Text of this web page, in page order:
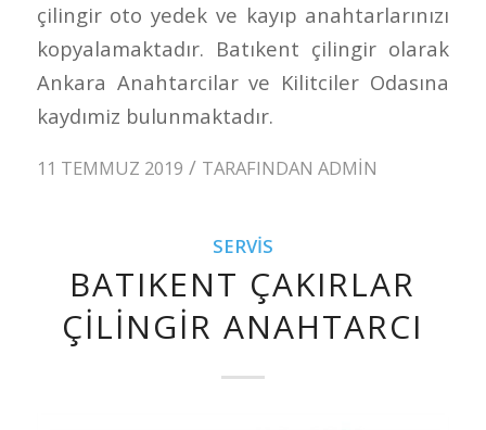
çilingir oto yedek ve kayıp anahtarlarınızı
kopyalamaktadır. Batıkent çilingir olarak
Ankara Anahtarcilar ve Kilitciler Odasına
kaydımiz bulunmaktadır.
11 TEMMUZ 2019 / TARAFINDAN ADMIN
SERVIS
BATIKENT ÇAKIRLAR
ÇILINGIR ANAHTARCI